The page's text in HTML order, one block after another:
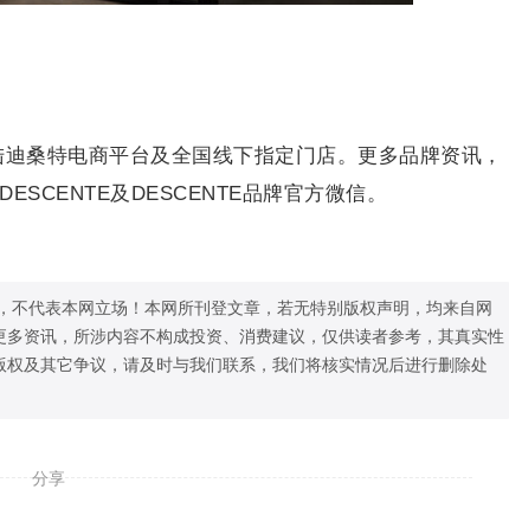
桑特电商平台及全国线下指定门店。更多品牌资讯，
及DESCENTE品牌官方微信。
不代表本网立场！本网所刊登文章，若无特别版权声明，均来自网
资讯，所涉内容不构成投资、消费建议，仅供读者参考，其真实性
及其它争议，请及时与我们联系，我们将核实情况后进行删除处
分享